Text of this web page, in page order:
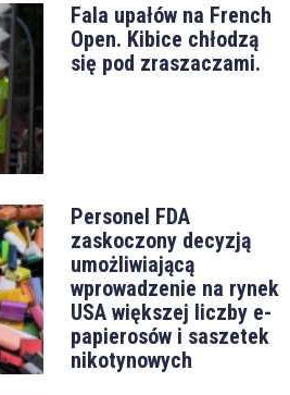
Fala upałów na French
Open. Kibice chłodzą
się pod zraszaczami.
Personel FDA
zaskoczony decyzją
umożliwiającą
wprowadzenie na rynek
USA większej liczby e-
papierosów i saszetek
nikotynowych